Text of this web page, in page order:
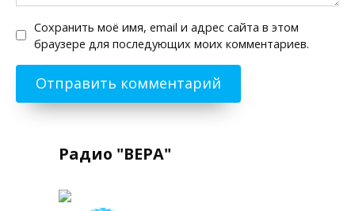
Сохранить моё имя, email и адрес сайта в этом
браузере для последующих моих комментариев.
Радио "ВЕРА"